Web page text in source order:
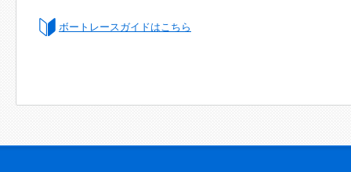
ボートレースガイドはこちら